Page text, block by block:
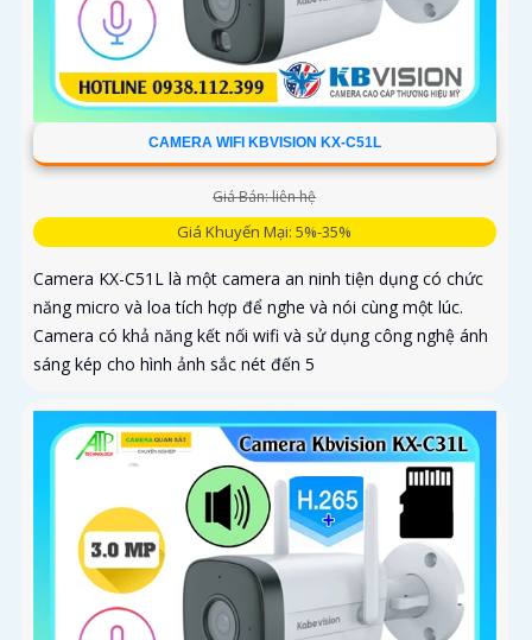
CAMERA WIFI KBVISION KX-C51L
Giá Bán: liên hệ
Giá Khuyến Mại: 5%-35%
Camera KX-C51L là một camera an ninh tiện dụng có chức
năng micro và loa tích hợp để nghe và nói cùng một lúc.
Camera có khả năng kết nối wifi và sử dụng công nghệ ánh
sáng kép cho hình ảnh sắc nét đến 5